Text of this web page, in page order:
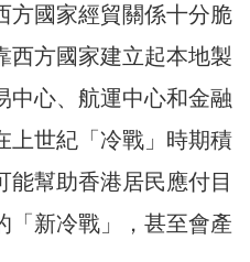
方國家經貿關係十分脆
西方國家建立起本地製
中心、航運中心和金融
上世紀「冷戰」時期積
能幫助香港居民應付目
「新冷戰」，甚至會產